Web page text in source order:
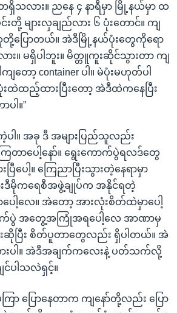
သလား။ ညနေ ၄ နာရီမှာ မြို့နယ်မှာ ထ
တို့ များလှချည်လား ၆ ပုံးတောင်။ ကျ
တို့ပြောတယ်။ အဲဒီမြို့နယ်ပုံးတွေကိုရော
။ မရှိပါဘူး။ မိတ္တူကူးဆိုင်သွားတာ ကျ
တော့ container ပါ။ မဲပုံးမဟုတ်ပါ
ပုံးထဲထည့်ထားပြီးတော့ အဲဒီထဲကနေပြီး
ါ။”
ပါ။ အခု ဒီ အများပြည်သူလည်း
ကြတာပေါ့နော်။ ရွေးကောက်ပွဲရလဒ်တွေ
ြီပေါ့။ ကြေညာပြီးသွားတဲ့နေရာမှာ
းဒီမိုကရေစီအဖွဲ့ချုပ်က အနိုင်ရတဲ့
ေါ့လေ။ အဲတော့ အားလုံးစိတ်ထဲမှာပေါ့
က်ပွဲ အတွေ့အကြုံအရပေါ့လေ အာဏာမှ
ားဆိုပြီး စိတ်ပူတာတွေလည်း ရှိပါတယ်။ အဲ
ားပါ။ အဲဒီအချက်ကလေးနဲ့ ပတ်သက်လို့
ျင်ပါသလဲရှင့်။
ကြာ ပြောနေတာက ကျနော်တို့လည်း ပြော